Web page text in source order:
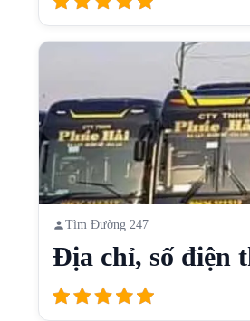
Tìm Đường 247
Địa chỉ, số điện